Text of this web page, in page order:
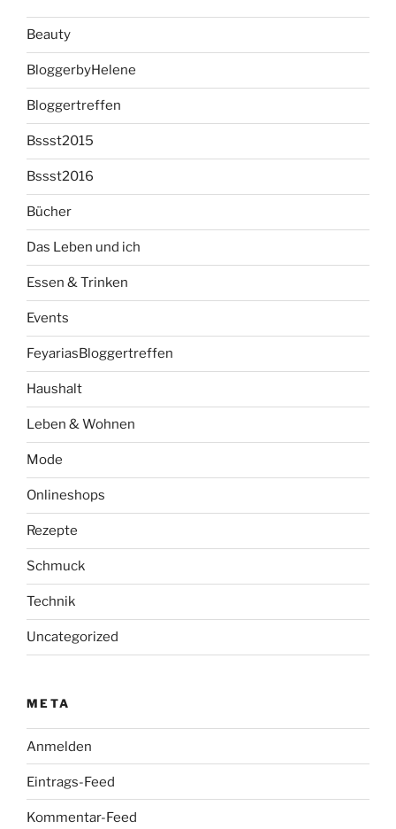
Beauty
BloggerbyHelene
Bloggertreffen
Bssst2015
Bssst2016
Bücher
Das Leben und ich
Essen & Trinken
Events
FeyariasBloggertreffen
Haushalt
Leben & Wohnen
Mode
Onlineshops
Rezepte
Schmuck
Technik
Uncategorized
META
Anmelden
Eintrags-Feed
Kommentar-Feed